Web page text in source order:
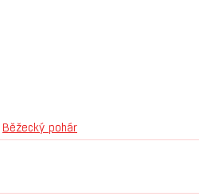
Běžecký pohár